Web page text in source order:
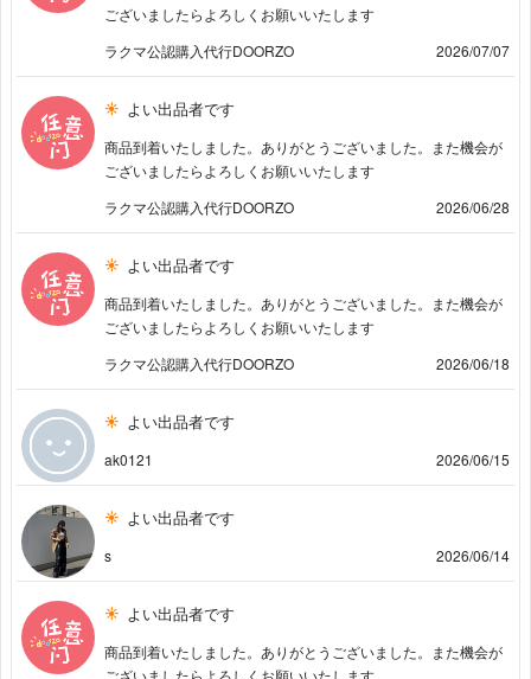
ございましたらよろしくお願いいたします
ラクマ公認購入代行DOORZO
2026/07/07
よい出品者です
商品到着いたしました。ありがとうございました。また機会が
ございましたらよろしくお願いいたします
ラクマ公認購入代行DOORZO
2026/06/28
よい出品者です
商品到着いたしました。ありがとうございました。また機会が
ございましたらよろしくお願いいたします
ラクマ公認購入代行DOORZO
2026/06/18
よい出品者です
ak0121 2026/06/15
よい出品者です
s 2026/06/14
よい出品者です
商品到着いたしました。ありがとうございました。また機会が
ございましたらよろしくお願いいたします